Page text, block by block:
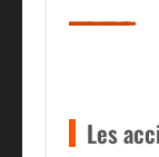
Les